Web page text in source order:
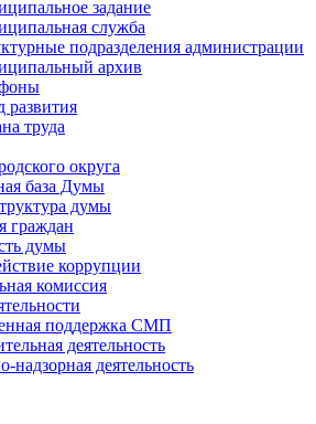
задание
служба
подразделения администрации
архив
развития
труда
округа
база Думы
думы
граждан
думы
коррупции
комиссия
поддержка СМП
деятельность
надзорная деятельность